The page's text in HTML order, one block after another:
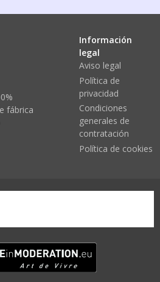
fábrica
Información
legal
Aviso legal
Política de
privacidad
Condiciones
generales de
contratación
Política de cookies